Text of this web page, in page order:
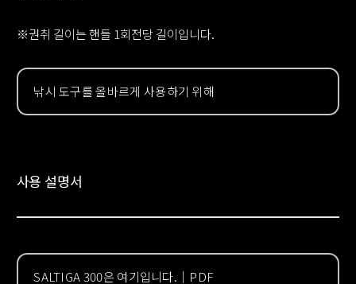
※권취 길이는 핸들 1회전당 길이입니다.
낚시 도구를 올바르게 사용하기 위해
사용 설명서
SALTIGA 300은 여기입니다. ｜PDF